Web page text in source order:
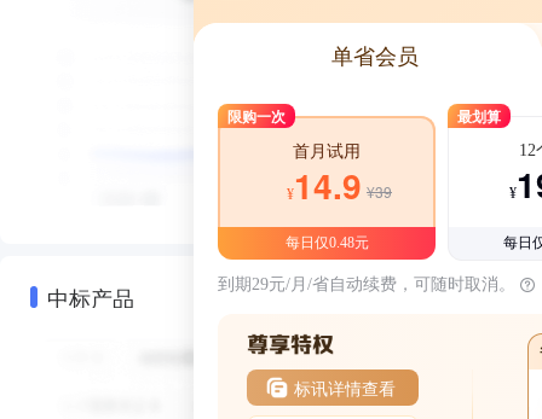
中标产品
单省会员
限购一次
首月试用
¥14.9 ¥39
每日仅0.48元
最划算
12
¥
每日
到期29元/月/省自动续费，可随时取消。
标讯详情查看